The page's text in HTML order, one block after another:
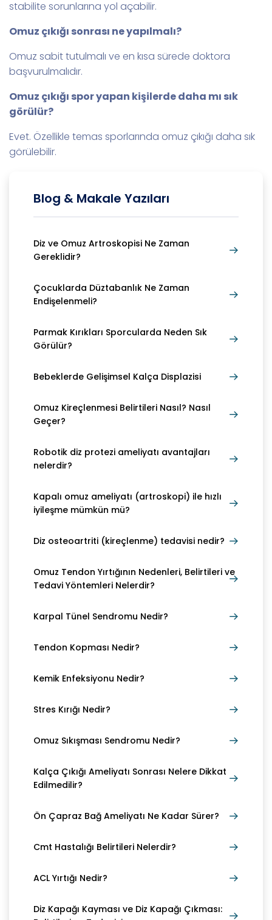
stabilite sorunlarına yol açabilir.
Omuz çıkığı sonrası ne yapılmalı?
Omuz sabit tutulmalı ve en kısa sürede doktora
başvurulmalıdır.
Omuz çıkığı spor yapan kişilerde daha mı sık
görülür?
Evet. Özellikle temas sporlarında omuz çıkığı daha sık
görülebilir.
Blog & Makale Yazıları
Diz ve Omuz Artroskopisi Ne Zaman
Gereklidir?
Çocuklarda Düztabanlık Ne Zaman
Endişelenmeli?
Parmak Kırıkları Sporcularda Neden Sık
Görülür?
Bebeklerde Gelişimsel Kalça Displazisi
Omuz Kireçlenmesi Belirtileri Nasıl? Nasıl
Geçer?
Robotik diz protezi ameliyatı avantajları
nelerdir?
Kapalı omuz ameliyatı (artroskopi) ile hızlı
iyileşme mümkün mü?
Diz osteoartriti (kireçlenme) tedavisi nedir?
Omuz Tendon Yırtığının Nedenleri, Belirtileri ve
Tedavi Yöntemleri Nelerdir?
Karpal Tünel Sendromu Nedir?
Tendon Kopması Nedir?
Kemik Enfeksiyonu Nedir?
Stres Kırığı Nedir?
Omuz Sıkışması Sendromu Nedir?
Kalça Çıkığı Ameliyatı Sonrası Nelere Dikkat
Edilmedilir?
Ön Çapraz Bağ Ameliyatı Ne Kadar Sürer?
Cmt Hastalığı Belirtileri Nelerdir?
ACL Yırtığı Nedir?
Diz Kapağı Kayması ve Diz Kapağı Çıkması: